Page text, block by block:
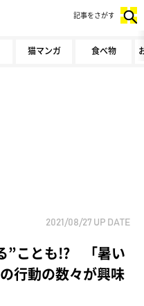
猫マンガ 食べ物
記事をさがす
2021/08/27 UP DATE
”ことも!? 「暑い
行動の数々が興味